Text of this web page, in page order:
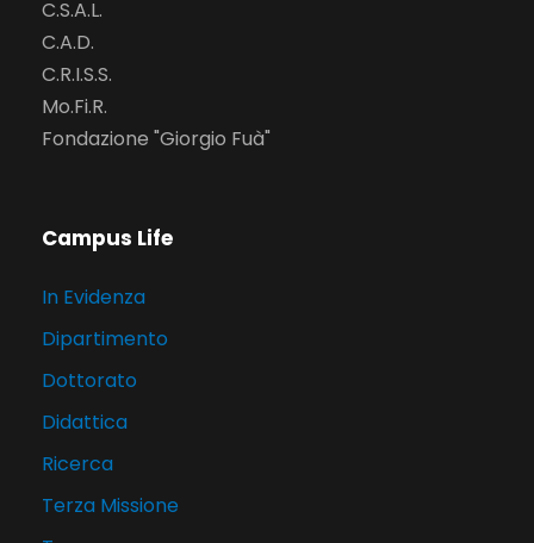
C.S.A.L.
C.A.D.
C.R.I.S.S.
Mo.Fi.R.
Fondazione "Giorgio Fuà"
Campus Life
In Evidenza
Dipartimento
Dottorato
Didattica
Ricerca
Terza Missione